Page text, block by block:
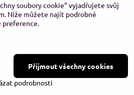
Copyright
ochrany soukromí
Stav objednávky
ByznysWeb.cz
soubory cookie“ vyjadřujete svůj
Níže můžete najít podrobné
preference.
podrobnosti
Přijmout všechny cookies